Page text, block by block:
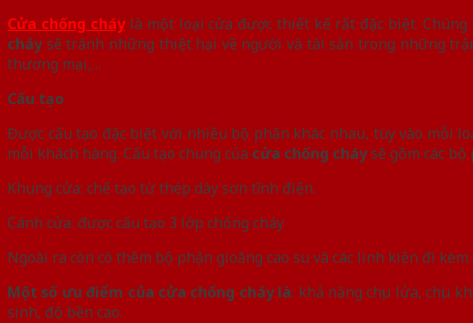
Cửa chống cháylà một loại cửa được thiết kế rất đặc biệt. Chúng
cháysẽ tránh những thiệt hại về người và tài sản trong những
thương mại,…
Cấu tạo
Được cấu tạo đặc biệt với nhiều bộ phận khác nhau, tùy vào mỗi
mỗi khách hàng. Cấu tạo chung của cửa chống cháysẽ gồm các bộ
Khung cửa: chế tạo từ thép dày sơn tĩnh điện.
Cánh cửa: được cấu tạo 3 lớp chống cháy
Ngoài ra còn có thêm bộ phận gioăng cao su và các linh kiện đi kèm.
Một số ưu điểm của cửa chống cháy là: khả năng chịu lửa, chịu
sinh, độ bền cao.